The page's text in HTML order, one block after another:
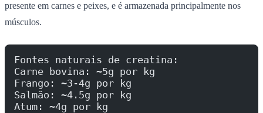
presente em carnes e peixes, e é armazenada principalmente nos
músculos.
Fontes naturais de creatina:
Carne bovina: ~5g por kg
Frango: ~3-4g por kg
Salmão: ~4.5g por kg
Atum: ~4g por kg